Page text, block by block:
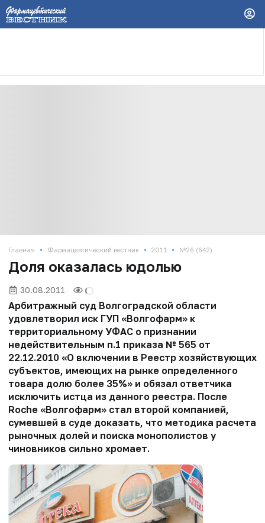
Главная • Фармацевтический вестник • 2011 • №26 (642)
Доля оказалась юдолью
30.08.2011
Арбитражный суд Волгоградской области
удовлетворил иск ГУП «Волгофарм» к
территориальному УФАС о признании
недействительным п.1 приказа № 565 от
22.12.2010 «О включении в Реестр хозяйствующих
субъектов, имеющих на рынке определенного
товара долю более 35%» и обязал ответчика
исключить истца из данного реестра. После
Roche «Волгофарм» стал второй компанией,
сумевшей в суде доказать, что методика расчета
рыночных долей и поиска монополистов у
чиновников сильно хромает.